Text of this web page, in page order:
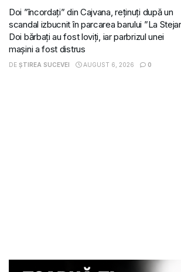
Doi ”încordați” din Cajvana, reținuți după un
scandal izbucnit în parcarea barului ”La
Doi bărbați au fost loviți, iar parbrizul unei
mașini a fost distrus
DE ȘTIREA SUCEVEI AUGUST 6, 2026 0